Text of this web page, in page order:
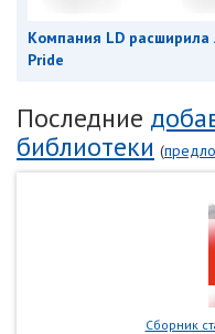
Компания LD расширила
Pride
Последние
библиотеки (
Сборник